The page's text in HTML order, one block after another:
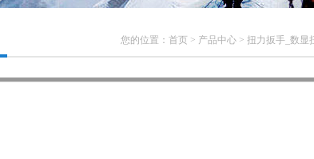
您的位置： 首页 > 产品中心 > 扭力扳手_数显